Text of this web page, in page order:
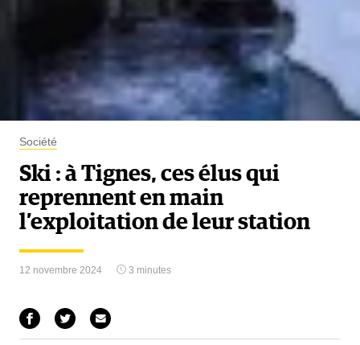
Société
Ski : à Tignes, ces élus qui
reprennent en main
l’exploitation de leur station
12 novembre 2024 3 minutes